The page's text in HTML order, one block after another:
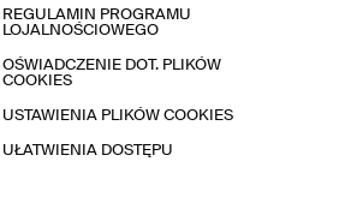
REGULAMIN PROGRAMU
LOJALNOŚCIOWEGO
OŚWIADCZENIE DOT. PLIKÓW
COOKIES
USTAWIENIA PLIKÓW COOKIES
UŁATWIENIA DOSTĘPU